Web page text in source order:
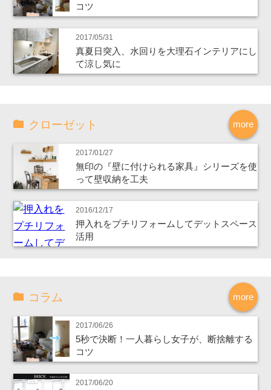
コツ
2017/05/31
真夏日突入、水回りを大理石インテリアにし
て涼し気に
more
クローゼット
2017/01/27
無印の『壁に付けられる家具』シリーズを使
って壁収納を工夫
2016/12/17
押入れをプチリフォームしてデットスペース
活用
more
コラム
2017/06/26
5秒で決断！一人暮らし女子が、断捨離する
コツ
2017/06/20